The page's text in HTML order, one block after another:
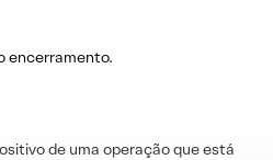
encerramento.
de uma operação que está